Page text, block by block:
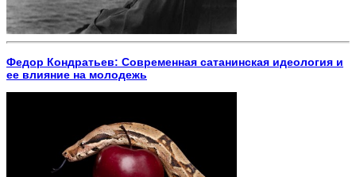
Федор Кондратьев: Современная сатанинская идеология и
ее влияние на молодежь